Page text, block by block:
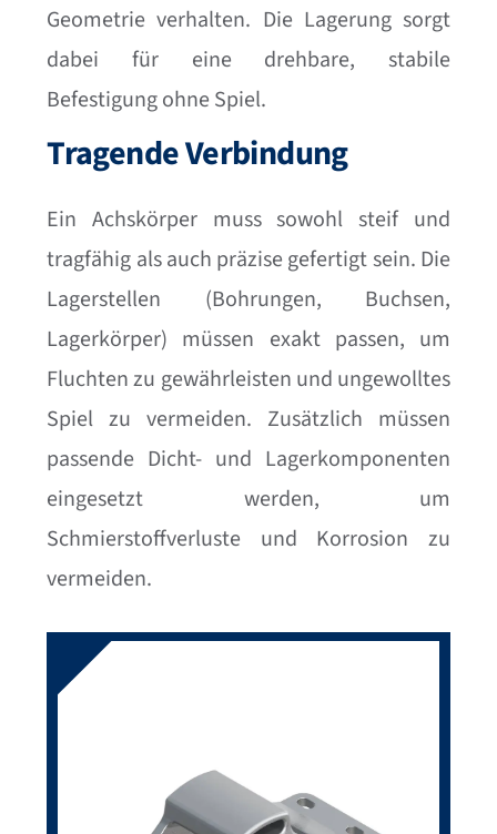
Geometrie verhalten. Die Lagerung sorgt
dabei für eine drehbare, stabile
Befestigung ohne Spiel.
Tragende Verbindung
Ein Achskörper muss sowohl steif und
tragfähig als auch präzise gefertigt sein. Die
Lagerstellen (Bohrungen, Buchsen,
Lagerkörper) müssen exakt passen, um
Fluchten zu gewährleisten und ungewolltes
Spiel zu vermeiden. Zusätzlich müssen
passende Dicht- und Lagerkomponenten
eingesetzt werden, um
Schmierstoffverluste und Korrosion zu
vermeiden.